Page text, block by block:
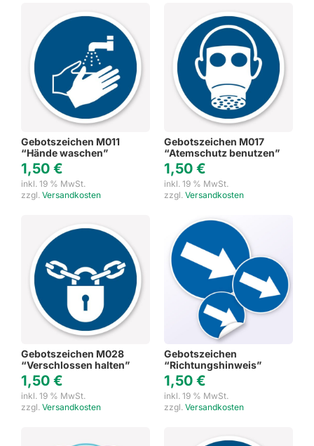
Gebotszeichen M011
“Hände waschen”
1,50 €
inkl. 19 % MwSt.
zzgl. Versandkosten
Gebotszeichen M017
“Atemschutz benutzen”
1,50 €
inkl. 19 % MwSt.
zzgl. Versandkosten
Gebotszeichen M028
“Verschlossen halten”
1,50 €
inkl. 19 % MwSt.
zzgl. Versandkosten
Gebotszeichen
“Richtungshinweis”
1,50 €
inkl. 19 % MwSt.
zzgl. Versandkosten